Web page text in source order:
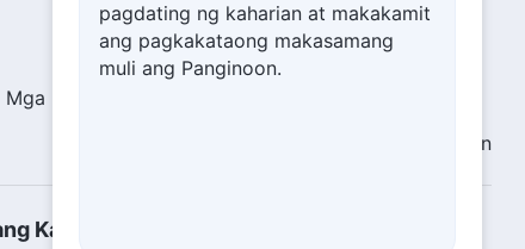
Mga Patotoo
Tungkol Sa Amin
Kaharian ng Diyos
pagdating ng kaharian at makakamit
ang pagkakataong makasamang
muli ang Panginoon.